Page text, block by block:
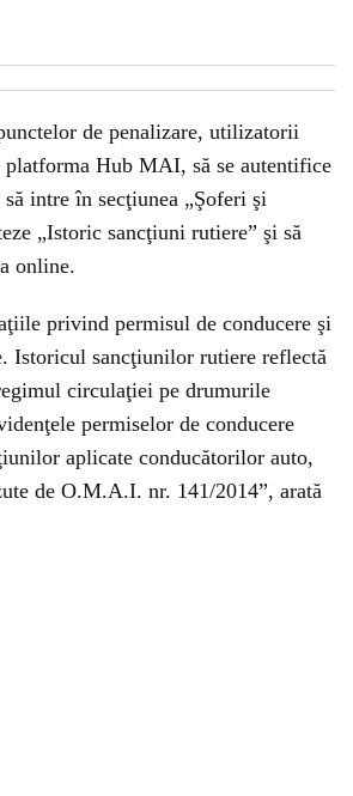
de penalizare, utilizatorii
platforma Hub MAI, să se autentifice
intre în secţiunea „Şoferi şi
„Istoric sancţiuni rutiere” şi să
online.
privind permisul de conducere şi
Istoricul sancţiunilor rutiere reflectă
circulaţiei pe drumurile
permiselor de conducere
aplicate conducătorilor auto,
de O.M.A.I. nr. 141/2014”, arată